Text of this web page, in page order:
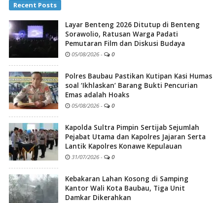
Recent Posts
Layar Benteng 2026 Ditutup di Benteng
Sorawolio, Ratusan Warga Padati
Pemutaran Film dan Diskusi Budaya
05/08/2026 - 0
Polres Baubau Pastikan Kutipan Kasi Humas
soal ‘Ikhlaskan’ Barang Bukti Pencurian
Emas adalah Hoaks
05/08/2026 - 0
Kapolda Sultra Pimpin Sertijab Sejumlah
Pejabat Utama dan Kapolres Jajaran Serta
Lantik Kapolres Konawe Kepulauan
31/07/2026 - 0
Kebakaran Lahan Kosong di Samping
Kantor Wali Kota Baubau, Tiga Unit
Damkar Dikerahkan